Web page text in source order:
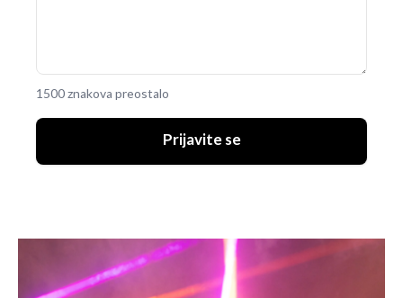
1500 znakova preostalo
Prijavite se